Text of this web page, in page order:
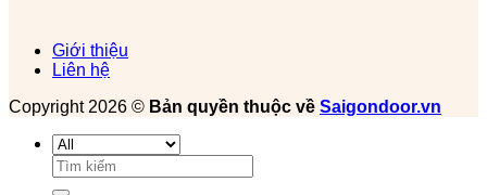
Giới thiệu
Liên hệ
Copyright 2026 © Bản quyền thuộc về Saigondoor.vn
Tìm
kiếm: